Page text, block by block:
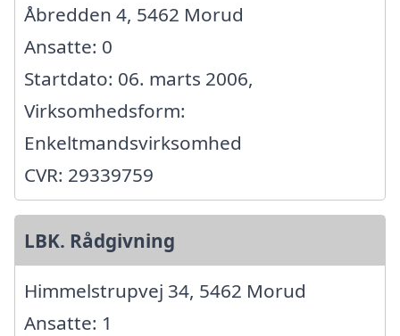
Åbredden 4, 5462 Morud
Ansatte: 0
Startdato: 06. marts 2006,
Virksomhedsform:
Enkeltmandsvirksomhed
CVR: 29339759
LBK. Rådgivning
Himmelstrupvej 34, 5462 Morud
Ansatte: 1